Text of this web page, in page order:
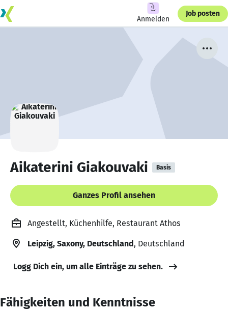
Anmelden
Job posten
Aikaterini Giakouvaki Basis
Ganzes Profil ansehen
Angestellt, Küchenhilfe, Restaurant Athos
Leipzig, Saxony, Deutschland, Deutschland
Logg Dich ein, um alle Einträge zu sehen.
Fähigkeiten und Kenntnisse